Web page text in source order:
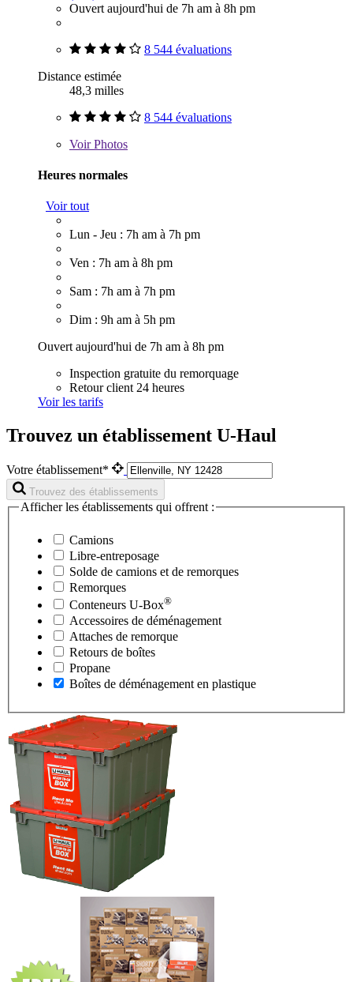
Ouvert aujourd'hui de 7h am à 8h pm
8 544 évaluations
Distance estimée
48,3 milles
8 544 évaluations
VoirPhotos
Heures normales
Voir tout
Lun - Jeu : 7h am à 7h pm
Ven : 7h am à 8h pm
Sam : 7h am à 7h pm
Dim : 9h am à 5h pm
Ouvert aujourd'hui de 7h am à 8h pm
Inspection gratuite du remorquage
Retour client 24 heures
Voir les tarifs
Trouvez un établissement U-Haul
Votre établissement*
Trouvez des établissements
Afficher les établissements qui offrent :
Camions
Libre-entreposage
Solde de camions et de remorques
Remorques
Conteneurs U-Box®
Accessoires de déménagement
Attaches de remorque
Retours de boîtes
Propane
Boîtes de déménagement en plastique